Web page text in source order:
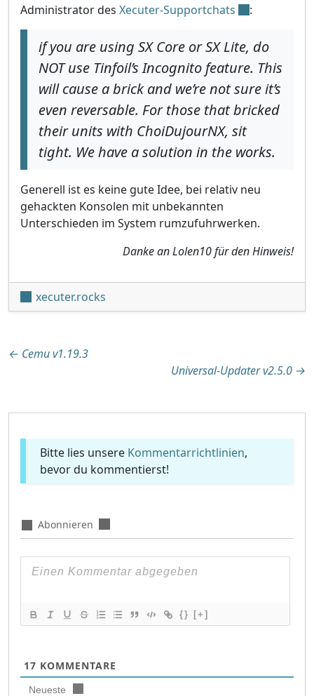
Administrator des Xecuter-Supportchats :
if you are using SX Core or SX Lite, do
NOT use Tinfoil’s Incognito feature. This
will cause a brick and we’re not sure it’s
even reversable. For those that bricked
their units with ChoiDujourNX, sit
tight. We have a solution in the works.
Generell ist es keine gute Idee, bei relativ neu
gehackten Konsolen mit unbekannten
Unterschieden im System rumzufuhrwerken.
Danke an Lolen10 für den Hinweis!
xecuter.rocks
Beitragsnavigation
← Cemu v1.19.3
Universal-Updater v2.5.0 →
Bitte lies unsere Kommentarrichtlinien,
bevor du kommentierst!
Abonnieren
{} [+]
17 KOMMENTARE
Neueste